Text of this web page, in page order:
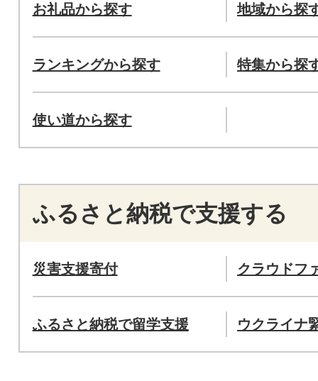
お礼品から探す 地域から探
ランキングから探す 特集から探
使い道から探す
ふるさと納税で支援する
災害支援寄付 クラウドフ
ふるさと納税で留学支援 ウクライナ